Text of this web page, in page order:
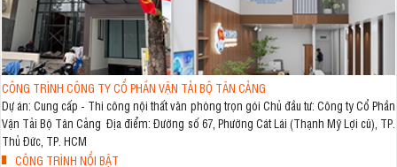
CÔNG TRÌNH CÔNG TY CỔ PHẦN VẬN TẢI BỘ TÂN CẢNG
Dự án: Cung cấp - Thi công nội thất văn phòng trọn gói Chủ đầu tư: Công ty Cổ Phần
Vận Tải Bộ Tân Cảng Địa điểm: Đường số 67, Phường Cát Lái (Thạnh Mỹ Lợi cũ), TP.
Thủ Đức, TP. HCM
CÔNG TRÌNH NỔI BẬT